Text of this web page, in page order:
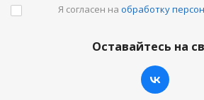
Я согласен на обработку
Оставайтесь на